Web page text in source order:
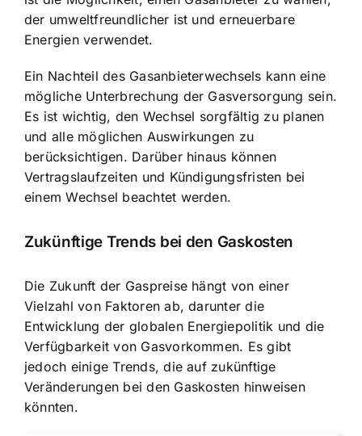
der umweltfreundlicher ist und erneuerbare
Energien verwendet.
Ein Nachteil des Gasanbieterwechsels kann eine
mögliche Unterbrechung der Gasversorgung sein.
Es ist wichtig, den Wechsel sorgfältig zu planen
und alle möglichen Auswirkungen zu
berücksichtigen. Darüber hinaus können
Vertragslaufzeiten und Kündigungsfristen bei
einem Wechsel beachtet werden.
Zukünftige Trends bei den Gaskosten
Die Zukunft der Gaspreise hängt von einer
Vielzahl von Faktoren ab, darunter die
Entwicklung der globalen Energiepolitik und die
Verfügbarkeit von Gasvorkommen. Es gibt
jedoch einige Trends, die auf zukünftige
Veränderungen bei den Gaskosten hinweisen
könnten.